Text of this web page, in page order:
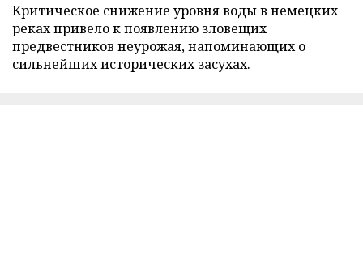
Критическое снижение уровня воды в немецких
реках привело к появлению зловещих
предвестников неурожая, напоминающих о
сильнейших исторических засухах.